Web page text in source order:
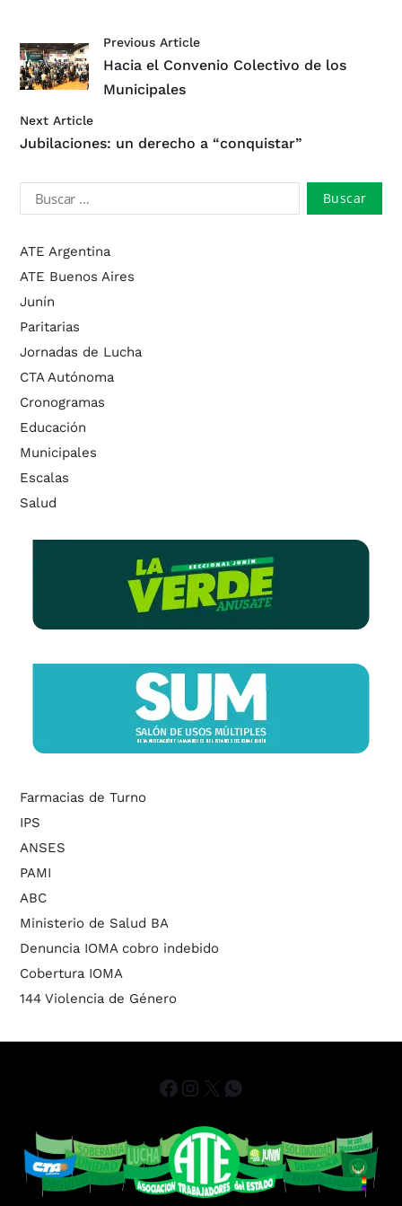
Previous Article
Hacia el Convenio Colectivo de los
Municipales
Next Article
Jubilaciones: un derecho a “conquistar”
ATE Argentina
ATE Buenos Aires
Junín
Paritarias
Jornadas de Lucha
CTA Autónoma
Cronogramas
Educación
Municipales
Escalas
Salud
Farmacias de Turno
IPS
ANSES
PAMI
ABC
Ministerio de Salud BA
Denuncia IOMA cobro indebido
Cobertura IOMA
144 Violencia de Género